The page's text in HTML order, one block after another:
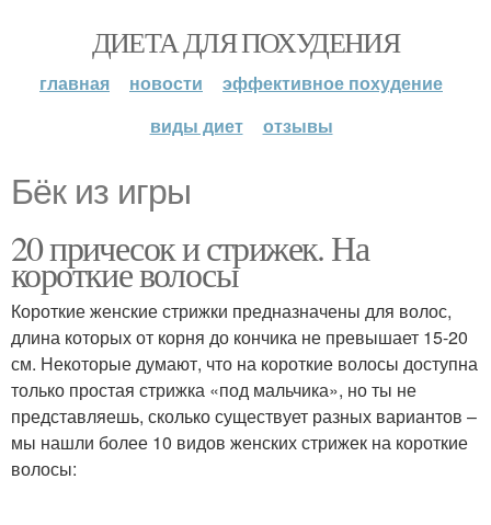
ДИЕТА ДЛЯ ПОХУДЕНИЯ
главная новости
эффективное похудение
виды диет
отзывы
Бёк из игры
20 причесок и стрижек. На
короткие волосы
Короткие женские стрижки предназначены для волос,
длина которых от корня до кончика не превышает 15-20
см. Некоторые думают, что на короткие волосы доступна
только простая стрижка «под мальчика», но ты не
представляешь, сколько существует разных вариантов –
мы нашли более 10 видов женских стрижек на короткие
волосы: